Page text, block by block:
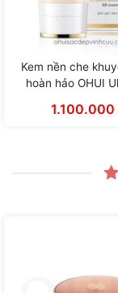
Kem nền che
hoàn hảo OHUI
1.100.000